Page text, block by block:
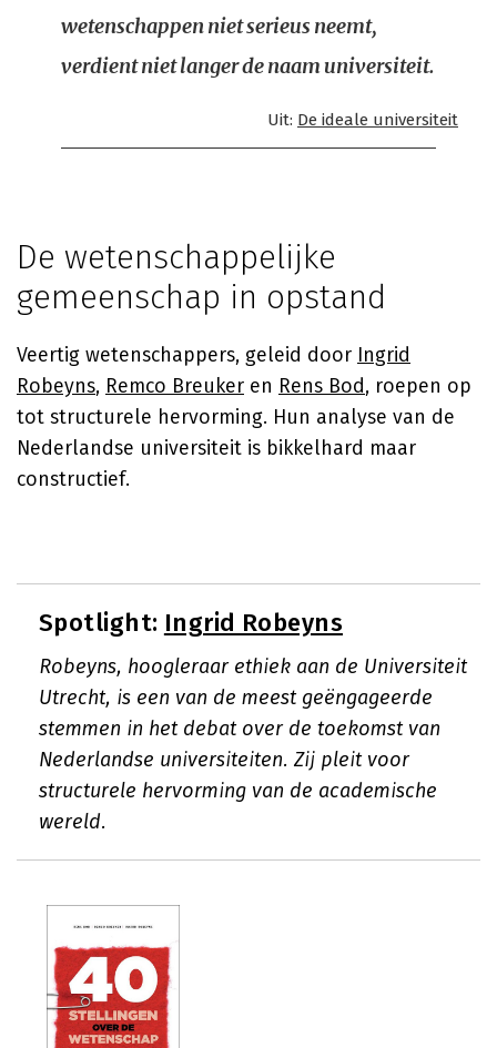
wetenschappen niet serieus neemt,
verdient niet langer de naam universiteit.
Uit: De ideale universiteit
De wetenschappelijke
gemeenschap in opstand
Veertig wetenschappers, geleid door Ingrid
Robeyns, Remco Breuker en Rens Bod, roepen op
tot structurele hervorming. Hun analyse van de
Nederlandse universiteit is bikkelhard maar
constructief.
Spotlight: Ingrid Robeyns
Robeyns, hoogleraar ethiek aan de Universiteit
Utrecht, is een van de meest geëngageerde
stemmen in het debat over de toekomst van
Nederlandse universiteiten. Zij pleit voor
structurele hervorming van de academische
wereld.